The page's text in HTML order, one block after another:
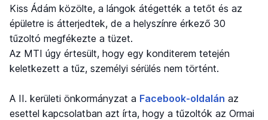
Kiss Ádám közölte, a lángok átégették a tetőt és az
épületre is átterjedtek, de a helyszínre érkező 30
tűzoltó megfékezte a tüzet.
Az MTI úgy értesült, hogy egy konditerem tetején
keletkezett a tűz, személyi sérülés nem történt.
A II. kerületi önkormányzat a Facebook-oldalán az
esettel kapcsolatban azt írta, hogy a tűzoltók az Ormai